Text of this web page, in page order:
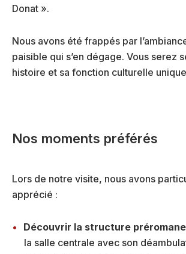
Donat ».
Nous avons été frappés par
paisible qui s’en dégage. Vous serez
histoire et sa fonction culturelle
Nos moments préférés
Lors de notre visite, nous avons
apprécié :
Découvrir la structure
la salle centrale avec son